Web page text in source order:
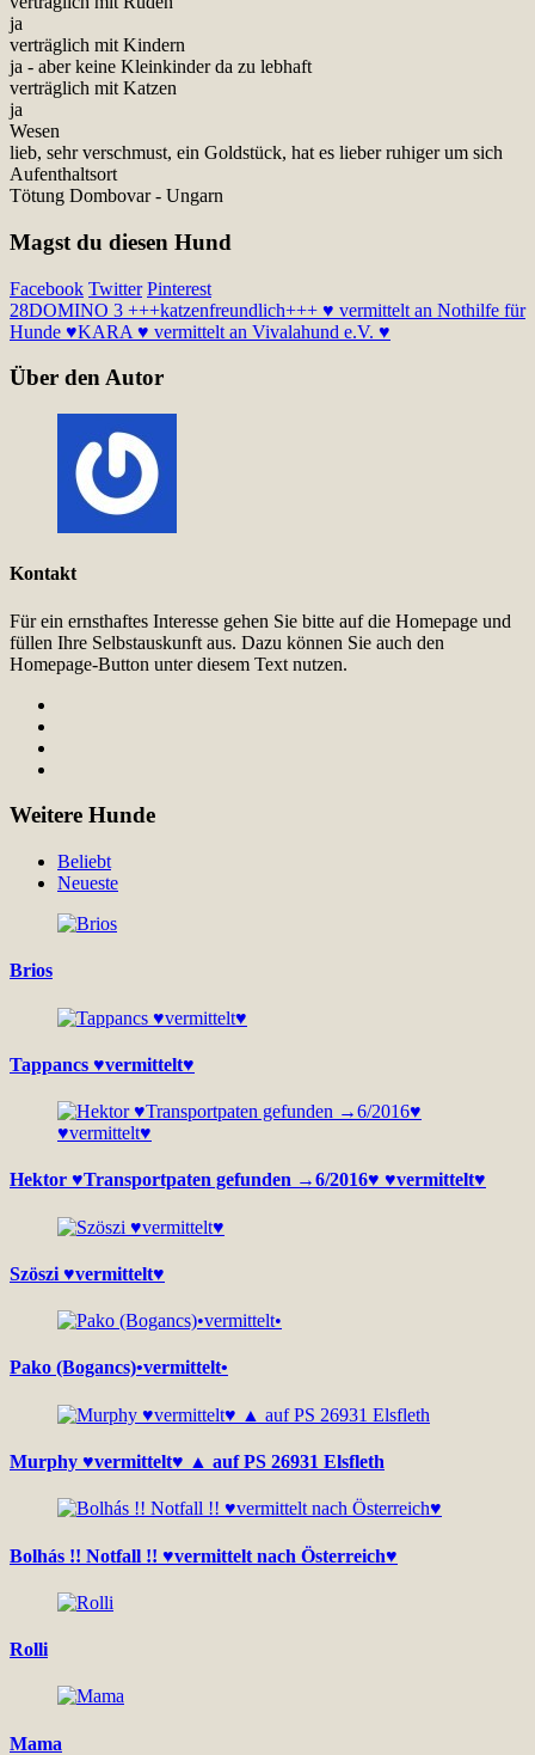
ja
verträglich mit Kindern
ja - aber keine Kleinkinder da zu lebhaft
verträglich mit Katzen
ja
Wesen
lieb, sehr verschmust, ein Goldstück, hat es lieber ruhiger um sich
Aufenthaltsort
Tötung Dombovar - Ungarn
Magst du diesen Hund
Facebook Twitter Pinterest
28DOMINO 3 +++katzenfreundlich+++ ♥ vermittelt an Nothilfe für
Hunde ♥KARA ♥ vermittelt an Vivalahund e.V. ♥
Über den Autor
Kontakt
Für ein ernsthaftes Interesse gehen Sie bitte auf die Homepage und
füllen Ihre Selbstauskunft aus. Dazu können Sie auch den
Homepage-Button unter diesem Text nutzen.
Weitere Hunde
Beliebt
Neueste
Brios
Tappancs ♥vermittelt♥
Hektor ♥Transportpaten gefunden →6/2016♥ ♥vermittelt♥
Szöszi ♥vermittelt♥
Pako (Bogancs)•vermittelt•
Murphy ♥vermittelt♥ ▲ auf PS 26931 Elsfleth
Bolhás !! Notfall !! ♥vermittelt nach Österreich♥
Rolli
Mama